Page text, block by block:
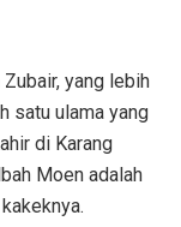
yang lebih
satu ulama yang
di Karang
Moen adalah